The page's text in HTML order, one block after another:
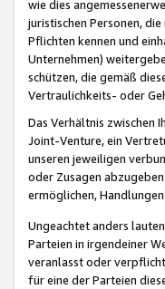
wie dies
juristischen Personen,
Pflichten kennen und
Unternehmen)
schützen, die gemäß
Vertraulichkeits- oder
Das Verhältnis zwischen
Joint-Venture, ein
unseren jeweiligen
oder Zusagen
ermöglichen,
Ungeachtet anders
Parteien in irgendeiner
veranlasst oder
für eine der Parteien